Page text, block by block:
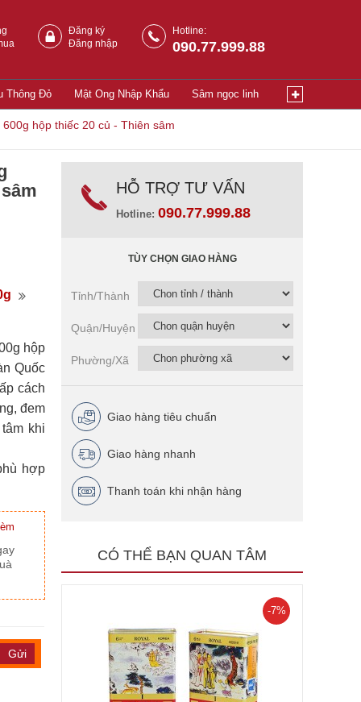
Đăng ký
Đăng nhập
Hotline:
090.77.999.88
Thông Đỏ Mật Ong Nhập Khẩu Sâm ngọc linh
hộp thiếc 20 củ - Thiên sâm
hộp
Quốc
cách
đem
khi
hợp
HỖ TRỢ TƯ VẤN
Hotline: 090.77.999.88
TÙY CHỌN GIAO HÀNG
Tỉnh/Thành
Quận/Huyện
Phường/Xã
Giao hàng tiêu chuẩn
Giao hàng nhanh
Thanh toán khi nhận hàng
CÓ THỂ BẠN QUAN TÂM
-7%